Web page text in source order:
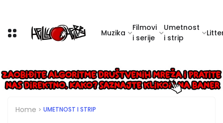
Muzika
Filmovi
i serije
Umetnost
i strip
Home UMETNOST I STRIP